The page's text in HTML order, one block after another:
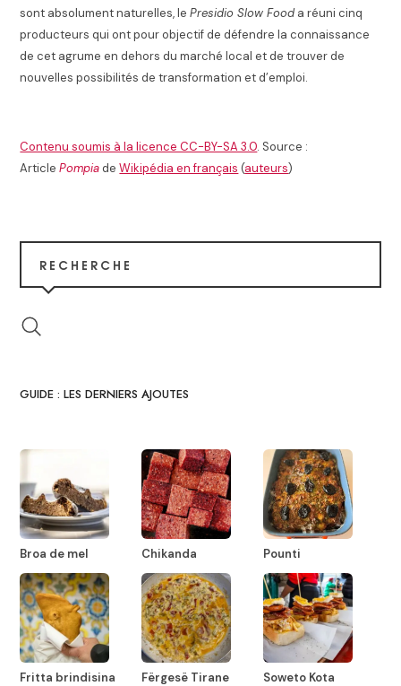
sont absolument naturelles, lePresidio Slow Fooda réuni cinq
producteurs qui ont pour objectif de défendre la connaissance
de cet agrume en dehors du marché local et de trouver de
nouvelles possibilités de transformation et d’emploi.
Contenu soumis à la licence CC-BY-SA 3.0. Source :
ArticlePompiadeWikipédia en français (auteurs)
RECHERCHE
GUIDE : LES DERNIERS AJOUTES
Broa de mel Chikanda Pounti
Fritta brindisina Fërgesë Tirane Soweto Kota